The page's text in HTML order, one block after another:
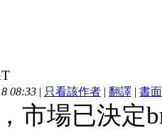
T
08:33 | 只看該作者 | 翻譯 | 書面
市場已決定